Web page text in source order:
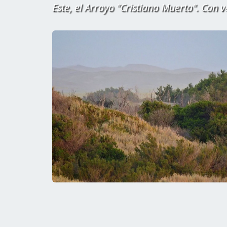
Este, el Arroyo "Cristiano Muerto". Con